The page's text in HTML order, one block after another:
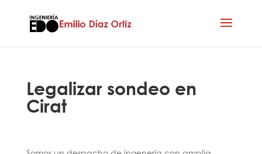
Legalizar sondeo en
Cirat